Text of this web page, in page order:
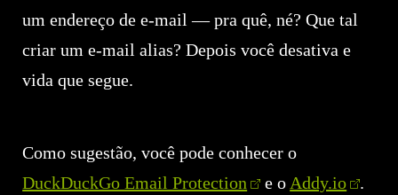
um endereço de e-mail — pra quê, né? Que tal
criar um e-mail alias? Depois você desativa e
vida que segue.
Como sugestão, você pode conhecer o
DuckDuckGo Email Protection
e o Addy.io
.